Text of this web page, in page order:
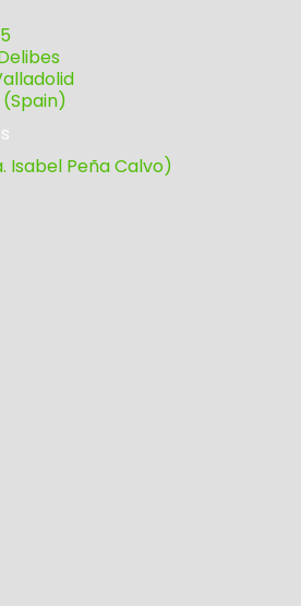
(Spain)
Isabel Peña Calvo)